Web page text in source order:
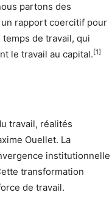
partons des
rapport coercitif pour
de travail, qui
le travail au capital.[1]
travail, réalités
Ouellet. La
institutionnelle
transformation
de travail.